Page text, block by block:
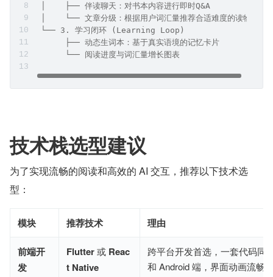
│    ├── 伴读聊天：对书本内容进行即时Q&A
│    └── 文章分级：根据用户词汇量推荐合适难度的读物
└── 3. 学习闭环 (Learning Loop)
      ├── 动态生词本：基于真实语境的记忆卡片
      └── 阅读进度与词汇量增长图表
技术栈选型建议
为了实现流畅的阅读和高效的 AI 交互，推荐以下技术选
型：
模块 推荐技术 理由
前端开
发
Flutter 或 Reac
t Native
跨平台开发首选，一套代码同
和 Android 端，界面动画流畅